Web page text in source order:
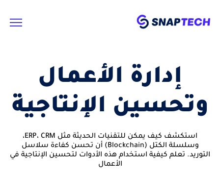
إدارة الأعمال
وتحسين الإنتاجية
استكشف كيف يمكن للتقنيات الحديثة مثل ERP، CRM،
وسلسلة الكتل (Blockchain) أن تحسن كفاءة سلاسل
التوريد. تعلم كيفية استخدام هذه الأدوات لتحسين الإنتاجية في
الأعمال